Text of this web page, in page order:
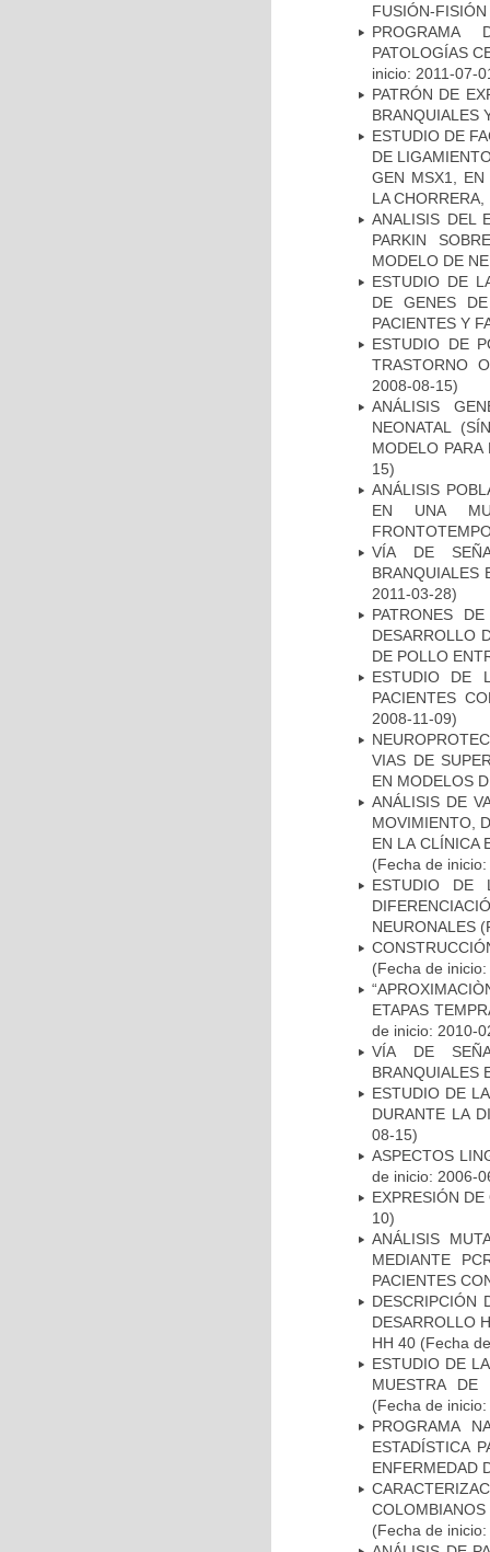
FUSIÓN-
PROGRAMA
PATOLOGÍAS
inicio: 2011-07-
PATRÓN DE
BRANQUIALES
ESTUDIO DE
DE
GEN MSX1, EN
LA
ANALISIS DEL
PARKIN
MODELO DE
ESTUDIO DE
DE GENES
PACIENTES Y
ESTUDIO DE
TRASTORNO
2008-08-15)
ANÁLISIS
NEONATAL
MODELO
15)
ANÁLISIS
EN UNA
VÍA DE
BRANQUIALES
2011-03-28)
PATRONES
DESARROLLO
DE POLLO
ESTUDIO DE
PACIENTES
2008-11-09)
VIAS DE
EN MODELOS
ANÁLISIS DE
MOVIMIENTO,
EN LA CLÍNICA
(Fecha de
ESTUDIO DE
NEURONALES
(Fecha de
ETAPAS
de inicio: 2010-
VÍA DE
BRANQUIALES
ESTUDIO DE
DURANTE LA
08-15)
ASPECTOS
de inicio: 2006-
EXPRESIÓN
10)
ANÁLISIS
MEDIANTE
PACIENTES
DESCRIPCIÓN
DESARROLLO
HH 40 (Fecha
ESTUDIO DE
MUESTRA DE
(Fecha de
PROGRAMA
ESTADÍSTICA
ENFERMEDAD
(Fecha de